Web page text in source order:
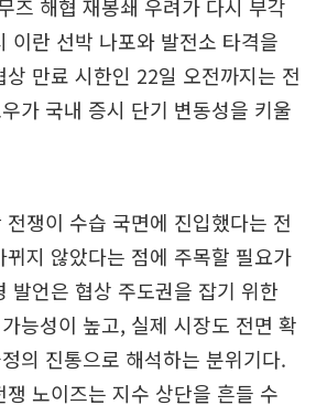
즈 해협 재봉쇄 우려가 다시 부각
이란 선박 나포와 발전소 타격을
만료 시한인 22일 오전까지는 전
가 국내 증시 단기 변동성을 키울
전쟁이 수습 국면에 진입했다는 전
지 않았다는 점에 주목할 필요가
발언은 협상 주도권을 잡기 위한
능성이 높고, 실제 시장도 전면 확
의 진통으로 해석하는 분위기다.
노이즈는 지수 상단을 흔들 수